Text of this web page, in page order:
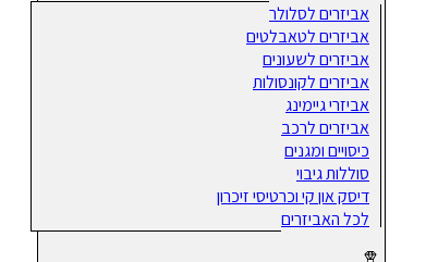
אביזרים לסלולר
אביזרים לטאבלטים
אביזרים לשעונים
אביזרים לקונסולות
אביזרי גיימינג
אביזרים לרכב
כיסויים ומגנים
סוללות גיבוי
דיסק און קי וכרטיסי זיכרון
לכל האביזרים